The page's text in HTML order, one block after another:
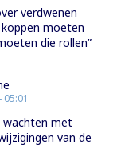
verdwenen
koppen moeten
die rollen”
wachten met
van de